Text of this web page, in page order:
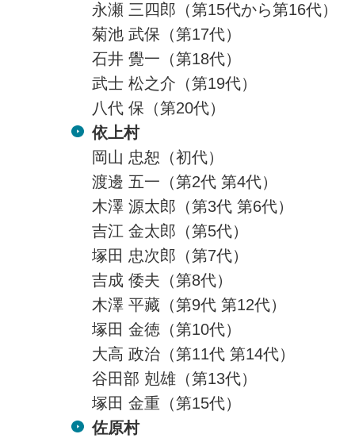
永瀬 三四郎（第15代から第16代）
菊池 武保（第17代）
石井 覺一（第18代）
武士 松之介（第19代）
八代 保（第20代）
依上村
岡山 忠恕（初代）
渡邊 五一（第2代 第4代）
木澤 源太郎（第3代 第6代）
吉江 金太郎（第5代）
塚田 忠次郎（第7代）
吉成 倭夫（第8代）
木澤 平藏（第9代 第12代）
塚田 金徳（第10代）
大高 政治（第11代 第14代）
谷田部 剋雄（第13代）
塚田 金重（第15代）
佐原村